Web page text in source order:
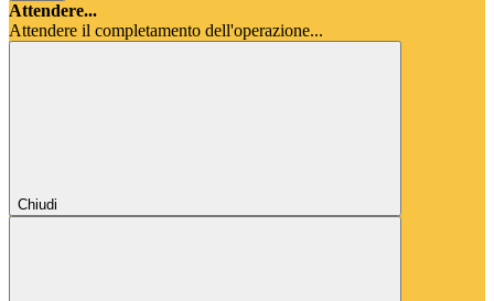
Attendere...
Attendere il completamento dell'operazione...
Chiudi